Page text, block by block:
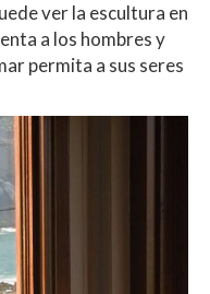
ver la escultura en
a los hombres y
permita a sus seres